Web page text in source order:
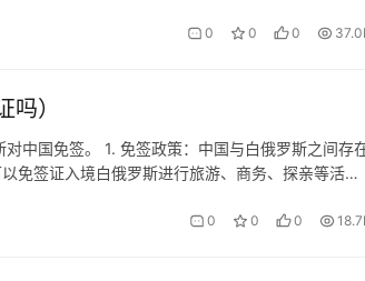
0 0 0
）
中国免签。 1. 免签政策：中国与白俄罗斯之间存
免签证入境白俄罗斯进行旅游、商务、探亲等活
0 0 0